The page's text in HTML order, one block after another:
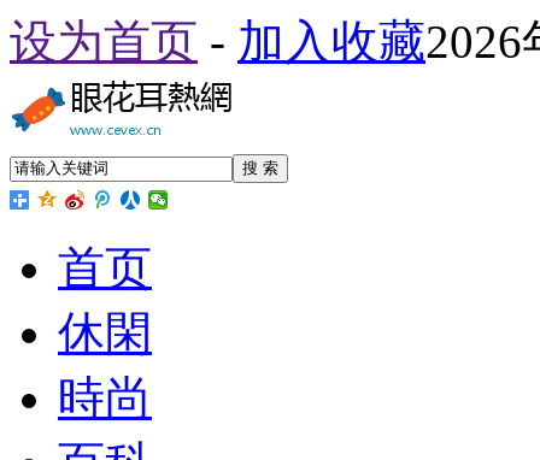
设为首页 - 加入收藏
搜 索
首页
休閑
時尚